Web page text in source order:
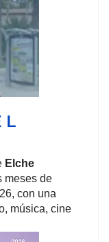
L
Elche
meses de
con una
música, cine